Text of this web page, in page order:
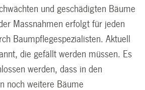
und geschädigten Bäume
Massnahmen erfolgt für jeden
Baumpflegespezialisten. Aktuell
die gefällt werden müssen. Es
werden, dass in den
noch weitere Bäume